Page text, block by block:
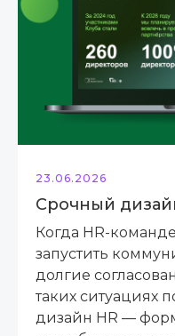
23.06.2026
Срочный
Когда HR-
запустить
долгие
таких ситуациях
дизайн HR —